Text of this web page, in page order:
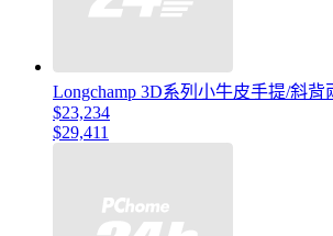
Longchamp 3D系列小牛皮手提/斜
$23,234
$29,411